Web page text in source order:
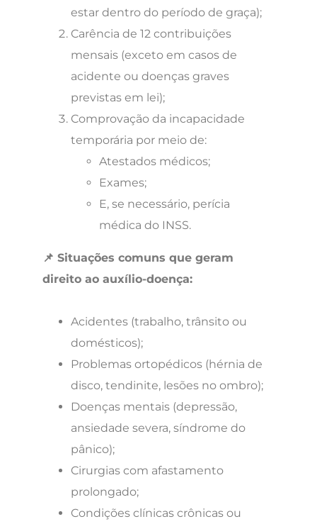
estar dentro do período de graça);
Carência de 12 contribuições
mensais (exceto em casos de
acidente ou doenças graves
previstas em lei);
Comprovação da incapacidade
temporária por meio de:
Atestados médicos;
Exames;
E, se necessário, perícia
médica do INSS.
📌 Situações comuns que geram
direito ao auxílio-doença:
Acidentes (trabalho, trânsito ou
domésticos);
Problemas ortopédicos (hérnia de
disco, tendinite, lesões no ombro);
Doenças mentais (depressão,
ansiedade severa, síndrome do
pânico);
Cirurgias com afastamento
prolongado;
Condições clínicas crônicas ou